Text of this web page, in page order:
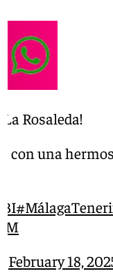
La Rosaleda!
con una
February 18,